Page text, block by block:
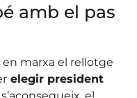
amb el pas
en marxa el rellotge
elegir president
el